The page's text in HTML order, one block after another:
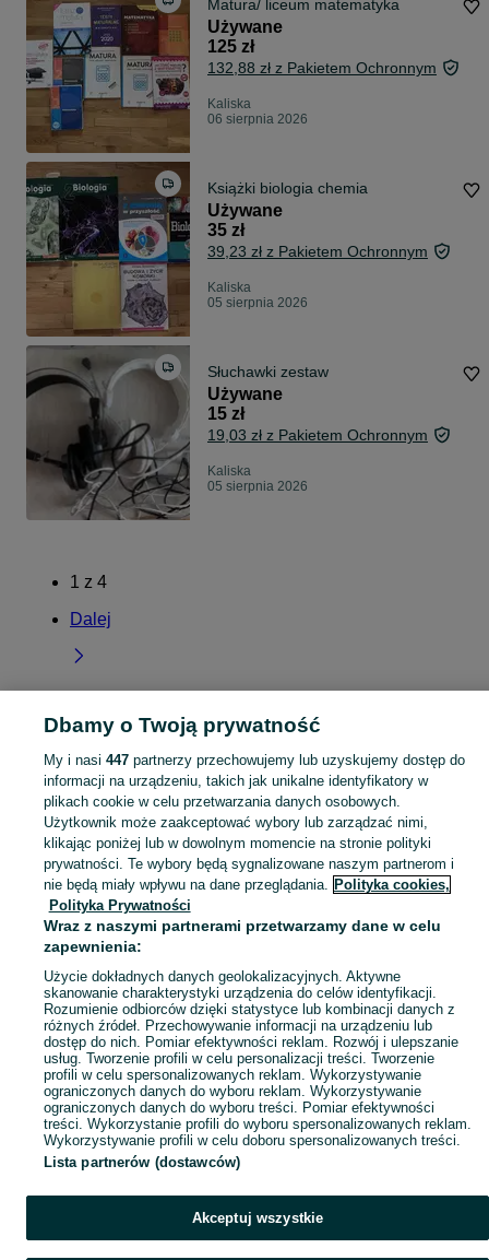
Matura/ liceum matematyka
Używane
125 zł
132,88 zł z Pakietem Ochronnym
Kaliska
06 sierpnia 2026
Książki biologia chemia
Używane
35 zł
39,23 zł z Pakietem Ochronnym
Kaliska
05 sierpnia 2026
Słuchawki zestaw
Używane
15 zł
19,03 zł z Pakietem Ochronnym
Kaliska
05 sierpnia 2026
1 z 4
Dalej
Strona główna Kujawsko-pomorskie Kaliska
KATEGORIA
Skorzystaj z największego serwisu ogłoszeniowego - Kaliska i okolice! Kupuj to, czego pragniesz i sprzedawaj to, czego już nie potrzebujesz! Zobacz
Mapa kategorii
Mapa miejscowości
Mapa ministron
Popularne wyszukiwania
Dbamy o Twoją prywatność
My i nasi 447partnerzy przechowujemy lub uzyskujemy dostęp do
informacji na urządzeniu, takich jak unikalne identyfikatory w
plikach cookie w celu przetwarzania danych osobowych.
Użytkownik może zaakceptować wybory lub zarządzać nimi,
klikając poniżej lub w dowolnym momencie na stronie polityki
prywatności. Te wybory będą sygnalizowane naszym partnerom i
nie będą miały wpływu na dane przeglądania. Polityka cookies,
Polityka Prywatności
Wraz z naszymi partnerami przetwarzamy dane w celu
zapewnienia:
Użycie dokładnych danych geolokalizacyjnych. Aktywne
skanowanie charakterystyki urządzenia do celów identyfikacji.
Rozumienie odbiorców dzięki statystyce lub kombinacji danych z
różnych źródeł. Przechowywanie informacji na urządzeniu lub
dostęp do nich. Pomiar efektywności reklam. Rozwój i ulepszanie
usług. Tworzenie profili w celu personalizacji treści. Tworzenie
profili w celu spersonalizowanych reklam. Wykorzystywanie
ograniczonych danych do wyboru reklam. Wykorzystywanie
ograniczonych danych do wyboru treści. Pomiar efektywności
treści. Wykorzystanie profili do wyboru spersonalizowanych reklam.
Wykorzystywanie profili w celu doboru spersonalizowanych treści.
Lista partnerów (dostawców)
Akceptuj wszystkie